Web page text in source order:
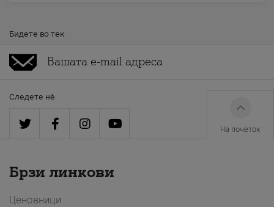
Бидете во тек
Следете нè
На почеток
Брзи линкови
Ценовници